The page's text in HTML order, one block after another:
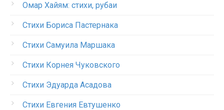
Омар Хайям: стихи, рубаи
Стихи Бориса Пастернака
Стихи Самуила Маршака
Стихи Корнея Чуковского
Стихи Эдуарда Асадова
Стихи Евгения Евтушенко